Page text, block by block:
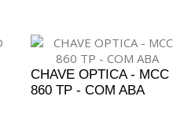
CHAVE OPTICA - MCC
860 TP - COM ABA